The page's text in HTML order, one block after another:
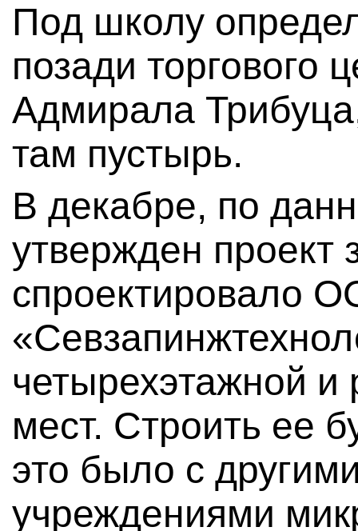
Под школу
позади торгового
Адмирала
там пустырь.
В декабре, по
утвержден проект
спроектировало
четырехэтажной и
мест. Строить ее
это было с
учреждениями